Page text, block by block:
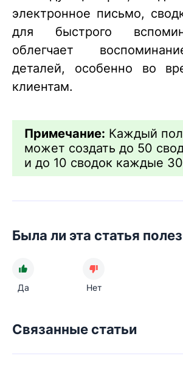
электронное письмо,
для быстрого
облегчает
деталей, особенно во
клиентам.
Примечание: Каждый
может создать до 50
и до 10 сводок каждые
Была ли эта статья
Да Нет
Связанные статьи